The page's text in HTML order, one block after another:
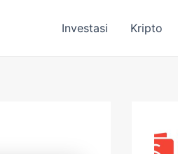
Investasi Kripto